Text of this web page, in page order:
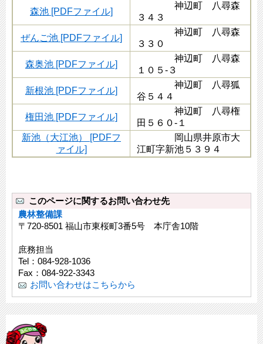
森池 [PDFファイル]
神辺町 八尋森
３４３
ぜんご池 [PDFファイル]
神辺町 八尋森
３３０
森奥池 [PDFファイル]
神辺町 八尋森
１０５-３
新根池 [PDFファイル]
神辺町 八尋狐
谷５４４
権田池 [PDFファイル]
神辺町 八尋権
田５６０-１
新池（大江池） [PDFフ
ァイル]
岡山県井原市大
江町字新池５３９４
このページに関するお問い合わせ先
農林整備課
〒720-8501 福山市東桜町3番5号 本庁舎10階
庶務担当
Tel：084-928-1036
Fax：084-922-3343
お問い合わせはこちらから